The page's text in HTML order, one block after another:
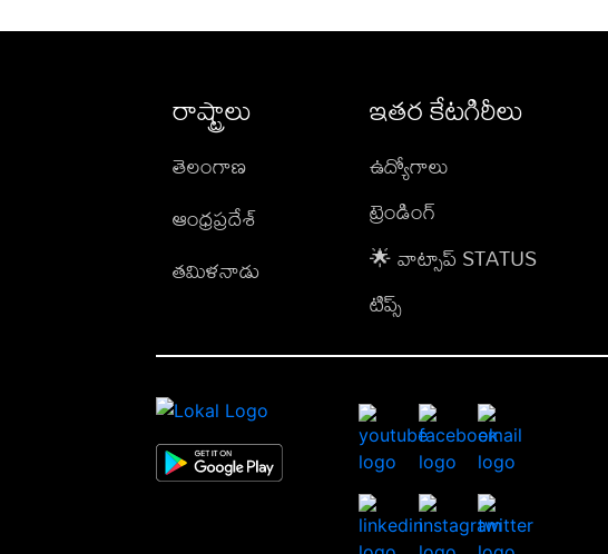
రాష్ట్రాలు
తెలంగాణ
ఆంధ్రప్రదేశ్
తమిళనాడు
ఇతర కేటగిరీలు
ఉద్యోగాలు
ట్రెండింగ్
🌟 వాట్సాప్ STATUS
టిప్స్